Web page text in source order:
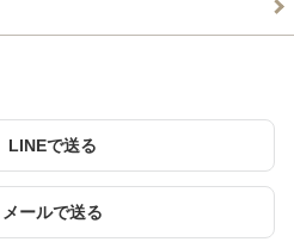
LINEで送る
メールで送る